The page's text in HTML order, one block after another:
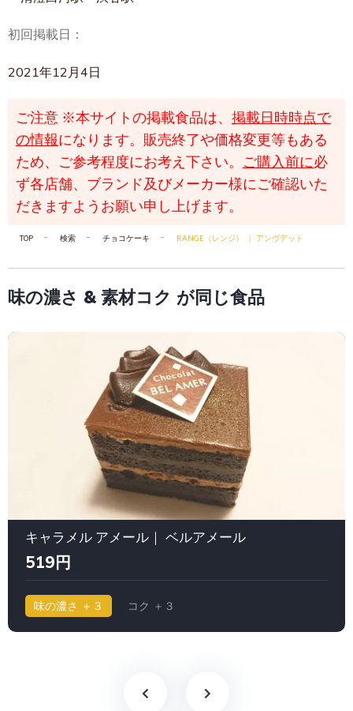
初回掲載日：
2021年12月4日
ご注意 ※本サイトの掲載食品は、 掲載日時時点で
の情報になります。販売終了や価格変更等もある
ため、ご参考程度にお考え下さい。 ご購入前に必
ず各店舗、ブランド及びメーカー様にご確認いた
だきますようお願い申し上げます。
TOP 検索 チョコケーキ RANGE（レンジ） ｜ アンヴデット
味の濃さ & 素材コク が同じ食品
キャラメル アメール｜ ベルアメール
519円
味の濃さ ＋３ コク ＋３